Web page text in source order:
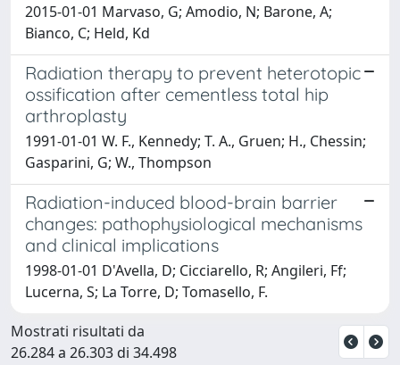
2015-01-01 Marvaso, G; Amodio, N; Barone, A;
Bianco, C; Held, Kd
Radiation therapy to prevent heterotopic
ossification after cementless total hip
arthroplasty
1991-01-01 W. F., Kennedy; T. A., Gruen; H., Chessin;
Gasparini, G; W., Thompson
Radiation-induced blood-brain barrier
changes: pathophysiological mechanisms
and clinical implications
1998-01-01 D'Avella, D; Cicciarello, R; Angileri, Ff;
Lucerna, S; La Torre, D; Tomasello, F.
Mostrati risultati da
26.284 a 26.303 di 34.498